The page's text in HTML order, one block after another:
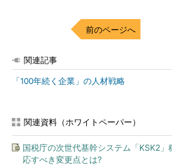
c．等級の「箱の数」を決める
等級体系のベースと柱が決まったら、「
要するに、一番下の等級から一番上の等
等級の数を多くすると、「社員のステッ
ことができる」「能力の違いを細かく管
成を促すことができる」というメリット
くしすぎることにより、等級ごとに求め
前のページへ
関連記事
「100年続く企業」の人材戦略
関連資料（ホワイトペーパー）
国税庁の次世代基幹システム「KSK2
応すべき変更点とは?